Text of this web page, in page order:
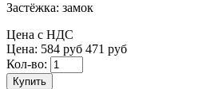
Застёжка: замок
Цена с НДС
Цена: 584 руб 471 руб
Кол-во:
Купить